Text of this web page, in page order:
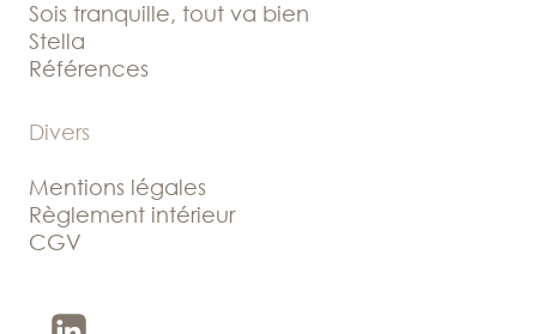
Sois tranquille, tout va bien
Stella
Références
Divers
Mentions légales
Règlement intérieur
CGV